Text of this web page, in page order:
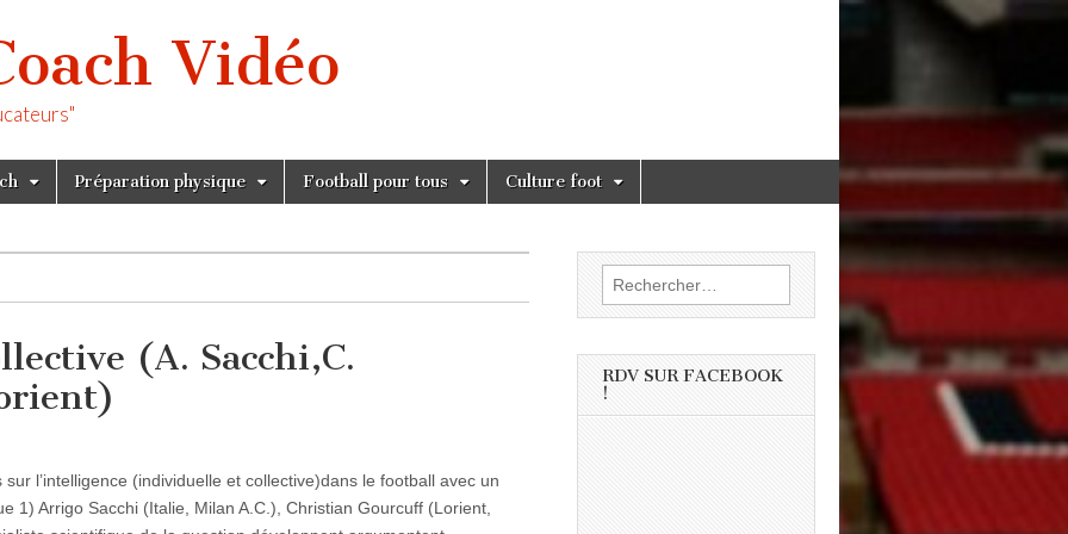
Vidéo
Préparation physique Football pour tous Culture foot
(A. Sacchi,C.
l’intelligence (individuelle et collective)dans le football avec un
1) Arrigo Sacchi (Italie, Milan A.C.), Christian Gourcuff (Lorient,
Rechercher :
RDV SUR FACEBOOK
!